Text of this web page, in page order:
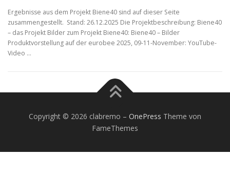
Ergebnisse aus dem Projekt Biene40 sind auf dieser Seite
zusammengestellt. Stand: 26.12.2025 Die Projektbeschreibung: Biene40
– das Projekt Bilder zum Projekt Biene40: Biene40 – Bilder
Produktvorstellung auf der eurobee 2025, 09-11-November: YouTube-
Video …
Copyright © 2026 clabremo – OnePress Theme von
FameThemes